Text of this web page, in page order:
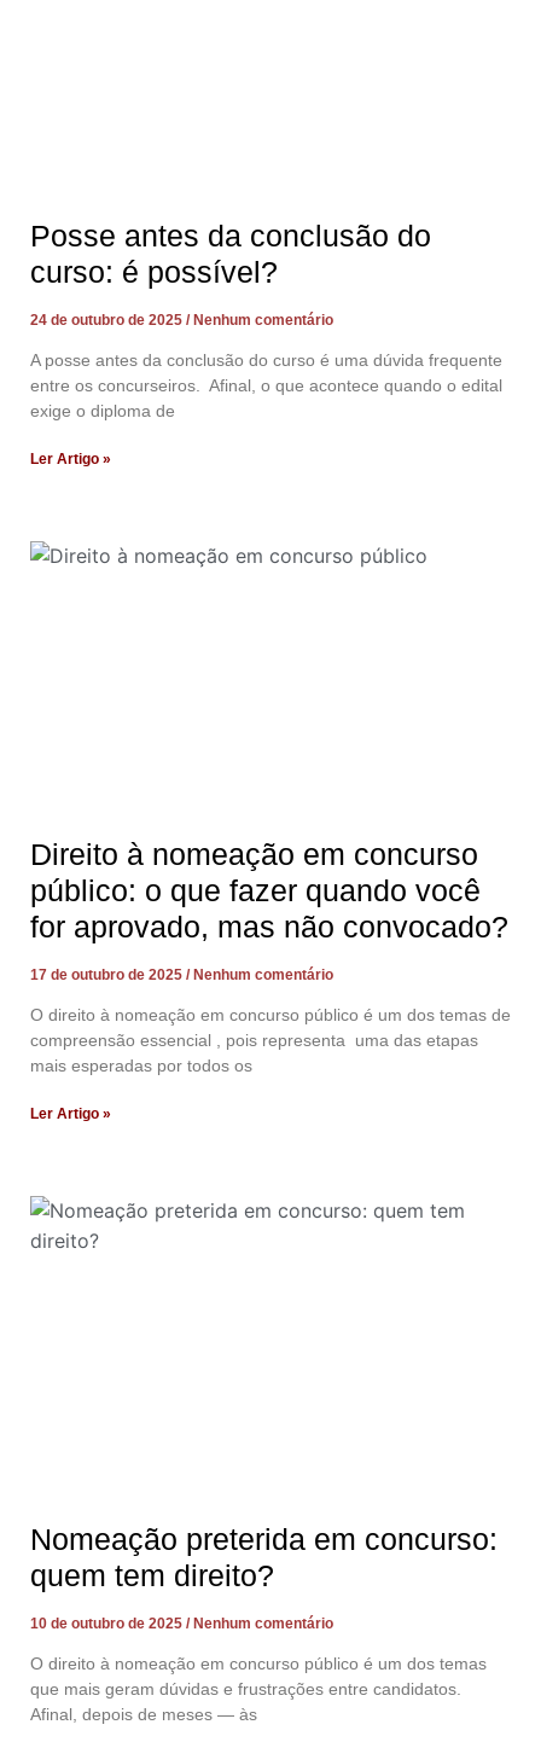
Posse antes da conclusão do
curso: é possível?
24 de outubro de 2025 Nenhum comentário
A posse antes da conclusão do curso é uma dúvida frequente
entre os concurseiros. Afinal, o que acontece quando o edital
exige o diploma de
Ler Artigo »
Direito à nomeação em concurso
público: o que fazer quando você
for aprovado, mas não convocado?
17 de outubro de 2025 Nenhum comentário
O direito à nomeação em concurso público é um dos temas de
compreensão essencial , pois representa uma das etapas
mais esperadas por todos os
Ler Artigo »
Nomeação preterida em concurso:
quem tem direito?
10 de outubro de 2025 Nenhum comentário
O direito à nomeação em concurso público é um dos temas
que mais geram dúvidas e frustrações entre candidatos.
Afinal, depois de meses — às